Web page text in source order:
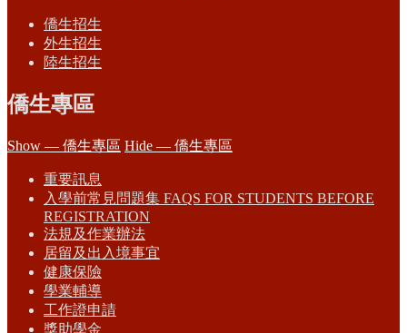
僑生招生
外生招生
陸生招生
僑生專區
Show — 僑生專區 Hide — 僑生專區
重要訊息
入學前常見問題集 FAQS FOR STUDENTS BEFORE
REGISTRATION
法規及作業辦法
居留及出入境事宜
健康保險
學業輔導
工作證申請
獎助學金